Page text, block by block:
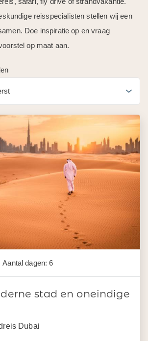
reisspecialisten stellen wij een
Doe inspiratie op en vraag
op maat aan.
Aantal dagen: 6
stad en oneindige
Dubai